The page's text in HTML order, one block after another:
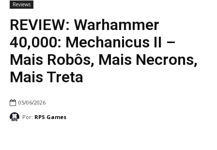
Reviews
REVIEW: Warhammer
40,000: Mechanicus II –
Mais Robôs, Mais Necrons,
Mais Treta
05/06/2026
Por: RPS Games